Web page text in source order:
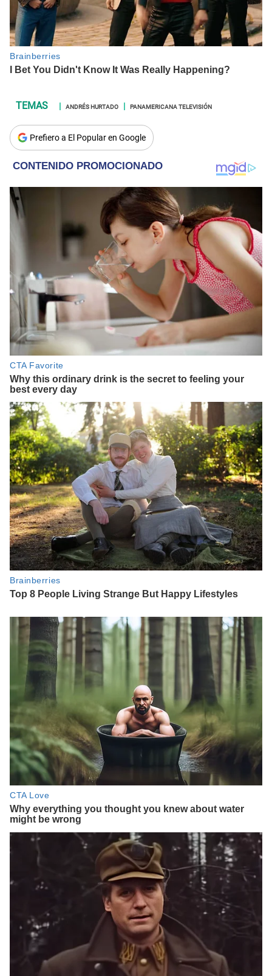
ANDRÉS HURTADO PANAMERICANA TELEVISIÓN
Prefiero a El Popular en Google